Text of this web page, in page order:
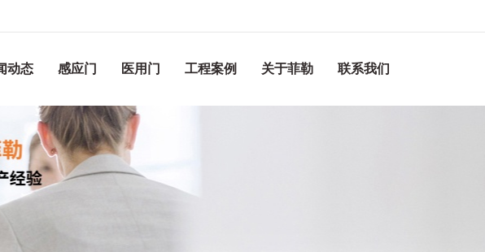
动态 感应门 医用门 工程案例 关于菲勒 联系我们